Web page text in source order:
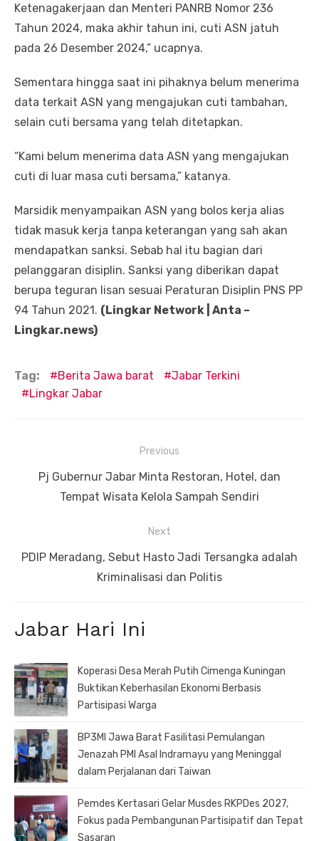
Ketenagakerjaan dan Menteri PANRB Nomor 236
Tahun 2024, maka akhir tahun ini, cuti ASN jatuh
pada 26 Desember 2024,” ucapnya.
Sementara hingga saat ini pihaknya belum menerima
data terkait ASN yang mengajukan cuti tambahan,
selain cuti bersama yang telah ditetapkan.
“Kami belum menerima data ASN yang mengajukan
cuti di luar masa cuti bersama,” katanya.
Marsidik menyampaikan ASN yang bolos kerja alias
tidak masuk kerja tanpa keterangan yang sah akan
mendapatkan sanksi. Sebab hal itu bagian dari
pelanggaran disiplin. Sanksi yang diberikan dapat
berupa teguran lisan sesuai Peraturan Disiplin PNS PP
94 Tahun 2021. (Lingkar Network | Anta –
Lingkar.news)
Tag: Berita Jawa barat
Jabar Terkini
Lingkar Jabar
pos
Previous
Previous
Pj Gubernur Jabar Minta Restoran, Hotel, dan
Tempat Wisata Kelola Sampah Sendiri
Next
Next
PDIP Meradang, Sebut Hasto Jadi Tersangka adalah
Kriminalisasi dan Politis
Jabar Hari Ini
Koperasi Desa Merah Putih Cimenga Kuningan
Buktikan Keberhasilan Ekonomi Berbasis
Partisipasi Warga
BP3MI Jawa Barat Fasilitasi Pemulangan
Jenazah PMI Asal Indramayu yang Meninggal
dalam Perjalanan dari Taiwan
Pemdes Kertasari Gelar Musdes RKPDes 2027,
Fokus pada Pembangunan Partisipatif dan Tepat
Sasaran